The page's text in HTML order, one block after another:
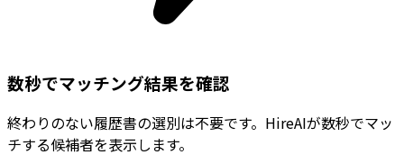
数秒でマッチング結果を確認
終わりのない履歴書の選別は不要です。HireAIが数秒でマッ
チする候補者を表示します。